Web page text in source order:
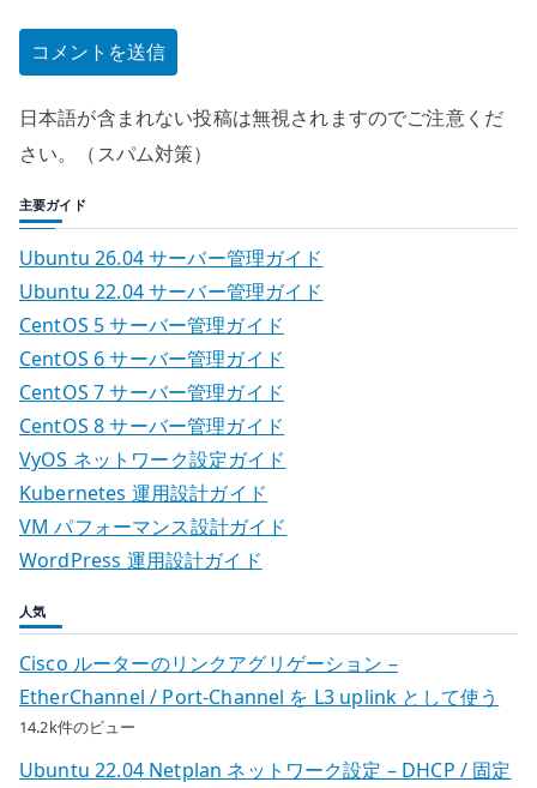
日本語が含まれない投稿は無視されますのでご注意くだ
さい。（スパム対策）
主要ガイド
Ubuntu 26.04 サーバー管理ガイド
Ubuntu 22.04 サーバー管理ガイド
CentOS 5 サーバー管理ガイド
CentOS 6 サーバー管理ガイド
CentOS 7 サーバー管理ガイド
CentOS 8 サーバー管理ガイド
VyOS ネットワーク設定ガイド
Kubernetes 運用設計ガイド
VM パフォーマンス設計ガイド
WordPress 運用設計ガイド
人気
Cisco ルーターのリンクアグリゲーション –
EtherChannel / Port-Channel を L3 uplink として使う
14.2k件のビュー
Ubuntu 22.04 Netplan ネットワーク設定 – DHCP / 固定